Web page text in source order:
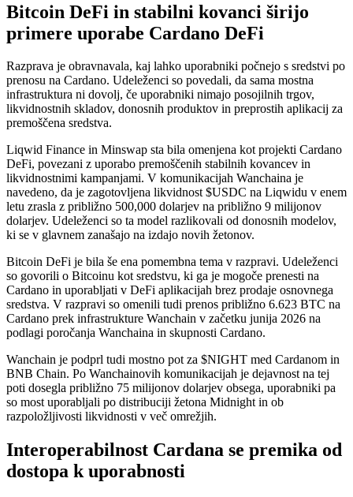
Bitcoin DeFi in stabilni kovanci širijo
primere uporabe Cardano DeFi
Razprava je obravnavala, kaj lahko uporabniki počnejo s sredstvi po
prenosu na Cardano. Udeleženci so povedali, da sama mostna
infrastruktura ni dovolj, če uporabniki nimajo posojilnih trgov,
likvidnostnih skladov, donosnih produktov in preprostih aplikacij za
premoščena sredstva.
Liqwid Finance in Minswap sta bila omenjena kot projekti Cardano
DeFi, povezani z uporabo premoščenih stabilnih kovancev in
likvidnostnimi kampanjami. V komunikacijah Wanchaina je
navedeno, da je zagotovljena likvidnost $USDC na Liqwidu v enem
letu zrasla z približno 500,000 dolarjev na približno 9 milijonov
dolarjev. Udeleženci so ta model razlikovali od donosnih modelov,
ki se v glavnem zanašajo na izdajo novih žetonov.
Bitcoin DeFi je bila še ena pomembna tema v razpravi. Udeleženci
so govorili o Bitcoinu kot sredstvu, ki ga je mogoče prenesti na
Cardano in uporabljati v DeFi aplikacijah brez prodaje osnovnega
sredstva. V razpravi so omenili tudi prenos približno 6.623 BTC na
Cardano prek infrastrukture Wanchain v začetku junija 2026 na
podlagi poročanja Wanchaina in skupnosti Cardano.
Wanchain je podprl tudi mostno pot za $NIGHT med Cardanom in
BNB Chain. Po Wanchainovih komunikacijah je dejavnost na tej
poti dosegla približno 75 milijonov dolarjev obsega, uporabniki pa
so most uporabljali po distribuciji žetona Midnight in ob
razpoložljivosti likvidnosti v več omrežjih.
Interoperabilnost Cardana se premika od
dostopa k uporabnosti